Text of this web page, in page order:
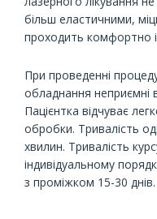
більш еластичними,
проходить комфортно
При проведенні
обладнання неприємні
Пацієнтка відчуває
обробки. Тривалість
хвилин. Тривалість
індивідуальному
з проміжком 15-30 днів.